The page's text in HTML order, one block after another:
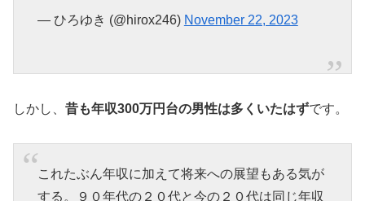
— ひろゆき (@hirox246) November 22, 2023
しかし、 昔も年収300万円台の男性は多くいたはずです。
これたぶん年収に加えて将来への展望もある気が
する。９０年代の２０代と今の２０代は同じ年収